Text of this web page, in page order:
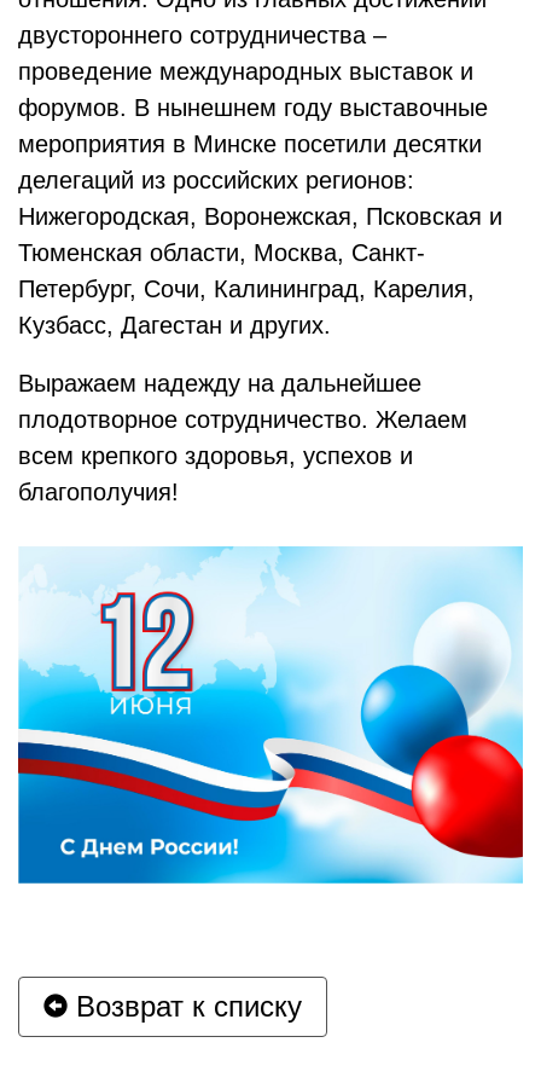
двустороннего сотрудничества –
проведение международных выставок и
форумов. В нынешнем году выставочные
мероприятия в Минске посетили десятки
делегаций из российских регионов:
Нижегородская, Воронежская, Псковская и
Тюменская области, Москва, Санкт-
Петербург, Сочи, Калининград, Карелия,
Кузбасс, Дагестан и других.
Выражаем надежду на дальнейшее
плодотворное сотрудничество. Желаем
всем крепкого здоровья, успехов и
благополучия!
Возврат к списку